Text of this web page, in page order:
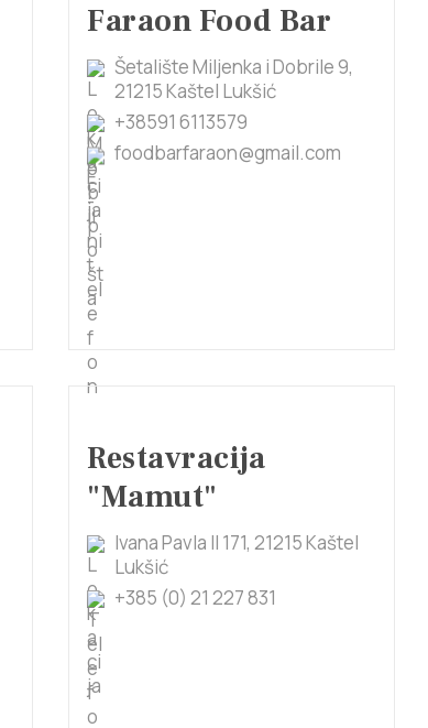
Faraon Food Bar
Šetalište Miljenka i Dobrile 9,
21215 Kaštel Lukšić
+38591 6113579
foodbarfaraon@gmail.com
Restavracija
"Mamut"
Ivana Pavla II 171, 21215 Kaštel
Lukšić
+385 (0) 21 227 831